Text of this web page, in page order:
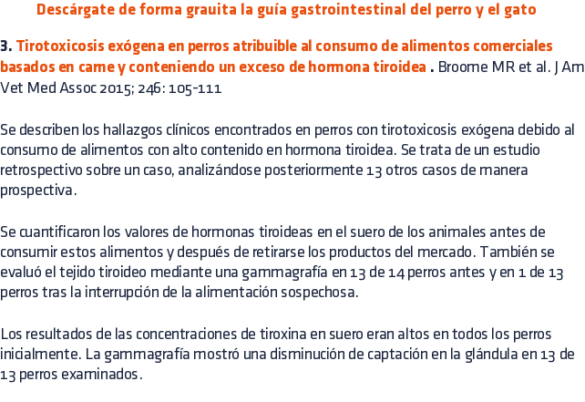
Descárgate de forma grauita la guía gastrointestinal del perro y el gato
3. Tirotoxicosis exógena en perros atribuible al consumo de alimentos comerciales
basados en carne y conteniendo un exceso de hormona tiroidea . Broome MR et al. J Am
Vet Med Assoc 2015; 246: 105-111
Se describen los hallazgos clínicos encontrados en perros con tirotoxicosis exógena debido al
consumo de alimentos con alto contenido en hormona tiroidea. Se trata de un estudio
retrospectivo sobre un caso, analizándose posteriormente 13 otros casos de manera
prospectiva.
Se cuantificaron los valores de hormonas tiroideas en el suero de los animales antes de
consumir estos alimentos y después de retirarse los productos del mercado. También se
evaluó el tejido tiroideo mediante una gammagrafía en 13 de 14 perros antes y en 1 de 13
perros tras la interrupción de la alimentación sospechosa.
Los resultados de las concentraciones de tiroxina en suero eran altos en todos los perros
inicialmente. La gammagrafía mostró una disminución de captación en la glándula en 13 de
13 perros examinados.